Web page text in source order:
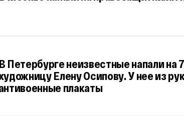
В Петербурге неизвестные напали на
Елену Осипову. У нее из
плакаты